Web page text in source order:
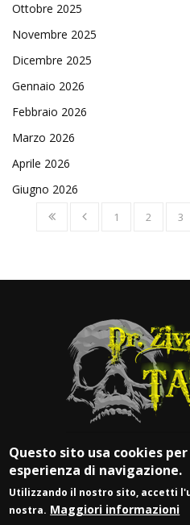
Ottobre 2025
Novembre 2025
Dicembre 2025
Gennaio 2026
Febbraio 2026
Marzo 2026
Aprile 2026
Giugno 2026
1 2 3
Questo sito usa cookies
esperienza di navigazione.
Utilizzando il nostro sito, accetti
nostra. Maggiori informazioni